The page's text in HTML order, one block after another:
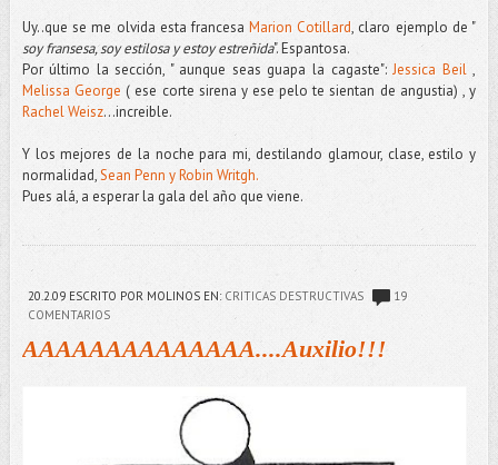
Uy..que se me olvida esta francesaMarion Cotillard, claro ejemplo de "
soy fransesa, soy estilosa y estoy estreñida". Espantosa.
Por último la sección, " aunque seas guapa la cagaste":Jessica Beil,
Melissa George ( ese corte sirena y ese pelo te sientan de angustia) , y
Rachel Weisz...increible.
Y los mejores de la noche para mi, destilando glamour, clase, estilo y
normalidad,Sean Penn y Robin Writgh.
Pues alá, a esperar la gala del año que viene.
20.2.09ESCRITO POR MOLINOS EN: CRITICAS DESTRUCTIVAS
19
COMENTARIOS
AAAAAAAAAAAAAA....Auxilio!!!